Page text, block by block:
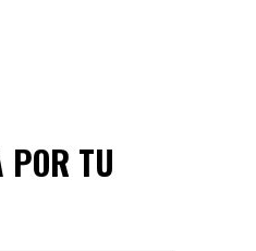
POR TU